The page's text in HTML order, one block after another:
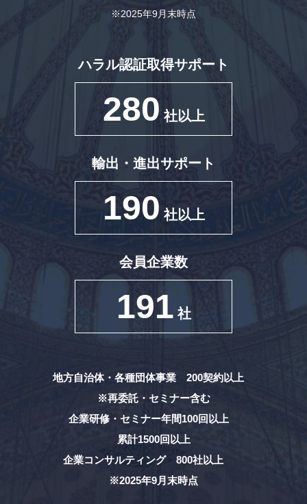
※2025年9月末時点
ハラル認証取得サポート
280 社以上
輸出・進出サポート
190 社以上
会員企業数
191 社
地方自治体・各種団体事業 200契約以上
※再委託・セミナー含む
企業研修・セミナー年間100回以上
累計1500回以上
企業コンサルティング 800社以上
※2025年9月末時点